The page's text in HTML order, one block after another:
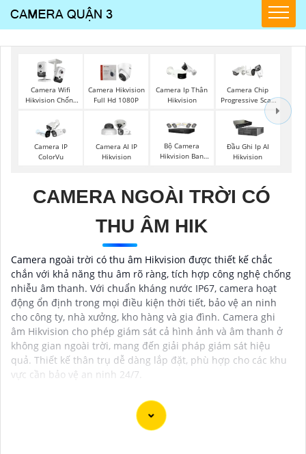
Camera Wifi
Hikvision Chống
Camera Hikvision
Full Hd 1080P
Camera Ip Thân
Hikvision
Camera Chip
Progressive Scan
CMOS Hikvision
Camera IP
ColorVu
Camera AI IP
Hikvision
Bộ Camera
Hikvision Ban
Đầu Ghi Ip AI
Hikvision
CAMERA NGOÀI TRỜI CÓ
THU ÂM HIK
Camera ngoài trời có thu âm Hikvision được thiết kế chắc
chắn với khả năng thu âm rõ ràng, tích hợp công nghệ chống
nhiễu âm thanh. Với chuẩn kháng nước IP67, camera hoạt
động ổn định trong mọi điều kiện thời tiết, bảo vệ an ninh
cho công ty, nhà xưởng, kho hàng và gia đình. Camera ghi
âm Hikvision cho phép giám sát cả hình ảnh và âm thanh ở
không gian ngoài trời, mang đến giải pháp giám sát hiệu
quả. Thiết kế thân trụ dễ dàng lắp đặt, phù hợp cho các khu
vực cần bảo vệ an ninh 24/7.